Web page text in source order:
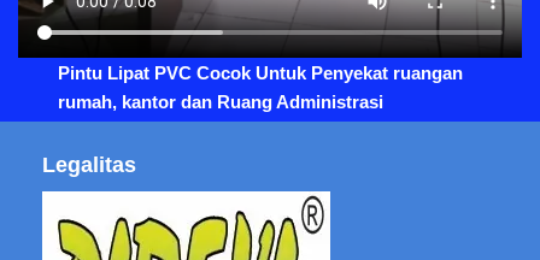
Pintu Lipat PVC Cocok Untuk Penyekat ruangan
rumah, kantor dan Ruang Administrasi
Legalitas